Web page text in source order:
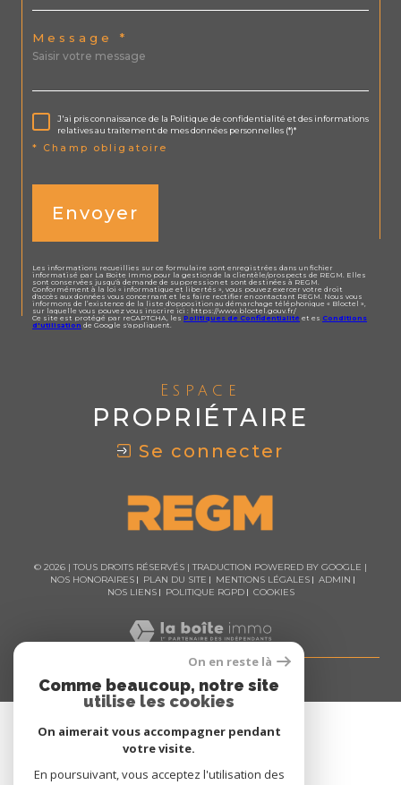
Message *
J'ai pris connaissance de la Politique de confidentialité et des informations
relatives au traitement de mes données personnelles (*)*
* Champ obligatoire
Envoyer
Les informations recueillies sur ce formulaire sont enregistrées dans un fichier
informatisé par La Boite Immo pour la gestion de la clientèle/prospects de REGM. Elles
sont conservées jusqu'à demande de suppression et sont destinées à REGM.
Conformément à la loi « informatique et libertés », vous pouvez exercer votre droit
d'accès aux données vous concernant et les faire rectifier en contactant REGM. Nous vous
informons de l’existence de la liste d'opposition au démarchage téléphonique « Bloctel »,
sur laquelle vous pouvez vous inscrire ici : https://www.bloctel.gouv.fr/
Ce site est protégé par reCAPTCHA, les Politiques de Confidentialité et es Conditions
d'utilisation de Google s'appliquent.
Espace
PROPRIÉTAIRE
Se connecter
© 2026 | TOUS DROITS RÉSERVÉS | TRADUCTION POWERED BY GOOGLE |
NOS HONORAIRES
PLAN DU SITE MENTIONS LÉGALES
ADMIN
NOS LIENS
POLITIQUE RGPD COOKIES
On en reste là
Comme beaucoup, notre site
utilise les cookies
On aimerait vous accompagner pendant
votre visite.
En poursuivant, vous acceptez l'utilisation des